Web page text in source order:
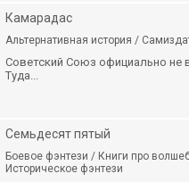
Камарадас
Альтернативная история /
Советский Союз официально не
Туда...
Семьдесят пятый
Боевое фэнтези / Книги про
Историческое фэнтези